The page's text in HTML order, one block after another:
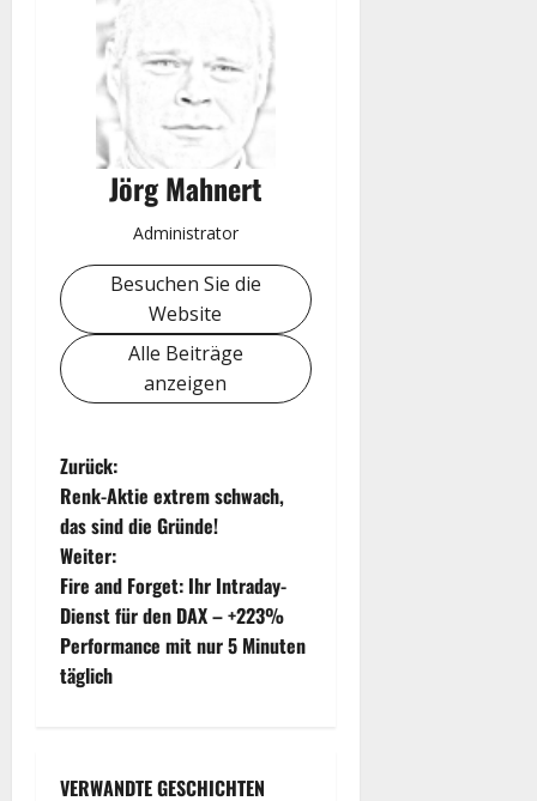
Jörg Mahnert
Administrator
Besuchen Sie die
Website
Alle Beiträge
anzeigen
B
e
i
t
r
g
Zurück:
Renk-Aktie extrem schwach,
das sind die Gründe!
Weiter:
Fire and Forget: Ihr Intraday-
Dienst für den DAX – +223%
Performance mit nur 5 Minuten
täglich
VERWANDTE GESCHICHTEN